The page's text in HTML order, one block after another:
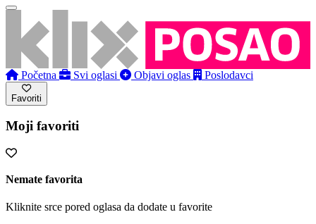
Početna Svi oglasi Objavi oglas Poslodavci
Favoriti
Moji favoriti
Nemate favorita
Kliknite srce pored oglasa da dodate u favorite